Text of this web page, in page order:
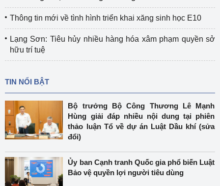
Thông tin mới về tình hình triển khai xăng sinh học E10
Lạng Sơn: Tiêu hủy nhiều hàng hóa xâm phạm quyền sở
hữu trí tuệ
TIN NỔI BẬT
Bộ trưởng Bộ Công Thương Lê Mạnh
Hùng giải đáp nhiều nội dung tại phiên
thảo luận Tổ về dự án Luật Dầu khí (sửa
đổi)
Ủy ban Cạnh tranh Quốc gia phổ biến Luật
Bảo vệ quyền lợi người tiêu dùng